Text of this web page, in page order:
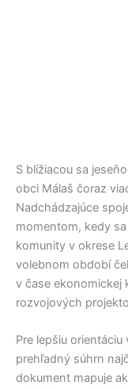
S blížiacou sa
obci Málaš čoraz
Nadchádzajúce
momentom, kedy
komunity v okrese
volebnom období
v čase ekonomickej
rozvojových
Pre lepšiu
prehľadný súhrn
dokument mapuje